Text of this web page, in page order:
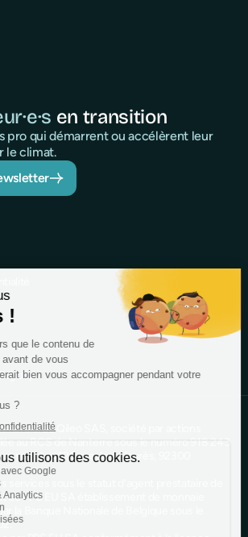
en transition
pro qui démarrent ou accélèrent leur
le climat.
de Qileo SAS, société par actions
social au 120 rue Jean Jaurès, 92300
services sous le statut d’agent prestataire de
PPS EU SA établissement de monnaie
la Banque Nationale de Belgique sous le